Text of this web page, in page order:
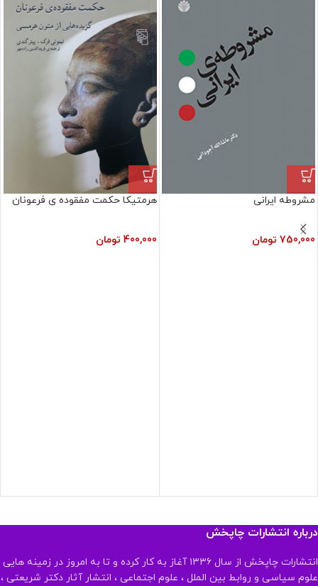
مشروطه ایرانی
750,000 تومان
هرمتیکا حکمت مفقوده ی فرعونان
400,000 تومان
درباره انتشارات چاپخش
انتشارات چاپخش از سال ۱۳۳۶ آغاز به کار کرده و تا به امروز در زمینه هایی
علوم سیاسی و روابط بین الملل ، علوم اجتماعی ، انتشار آثار دکتر شریعتی ،